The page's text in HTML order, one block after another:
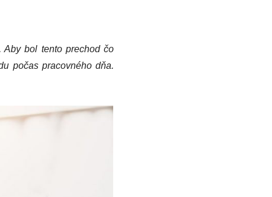
bol tento prechod čo
počas pracovného dňa.